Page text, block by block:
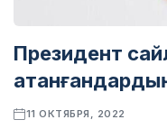
Президент
11 ОКТЯБРЯ, 2022